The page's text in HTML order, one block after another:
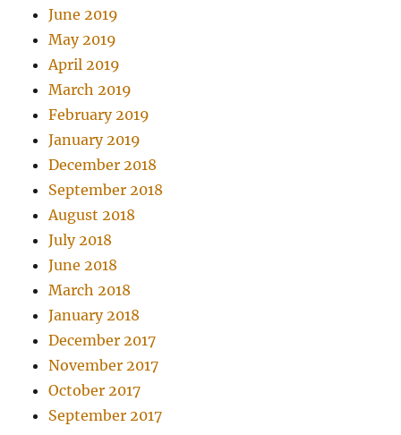
June 2019
May 2019
April 2019
March 2019
February 2019
January 2019
December 2018
September 2018
August 2018
July 2018
June 2018
March 2018
January 2018
December 2017
November 2017
October 2017
September 2017